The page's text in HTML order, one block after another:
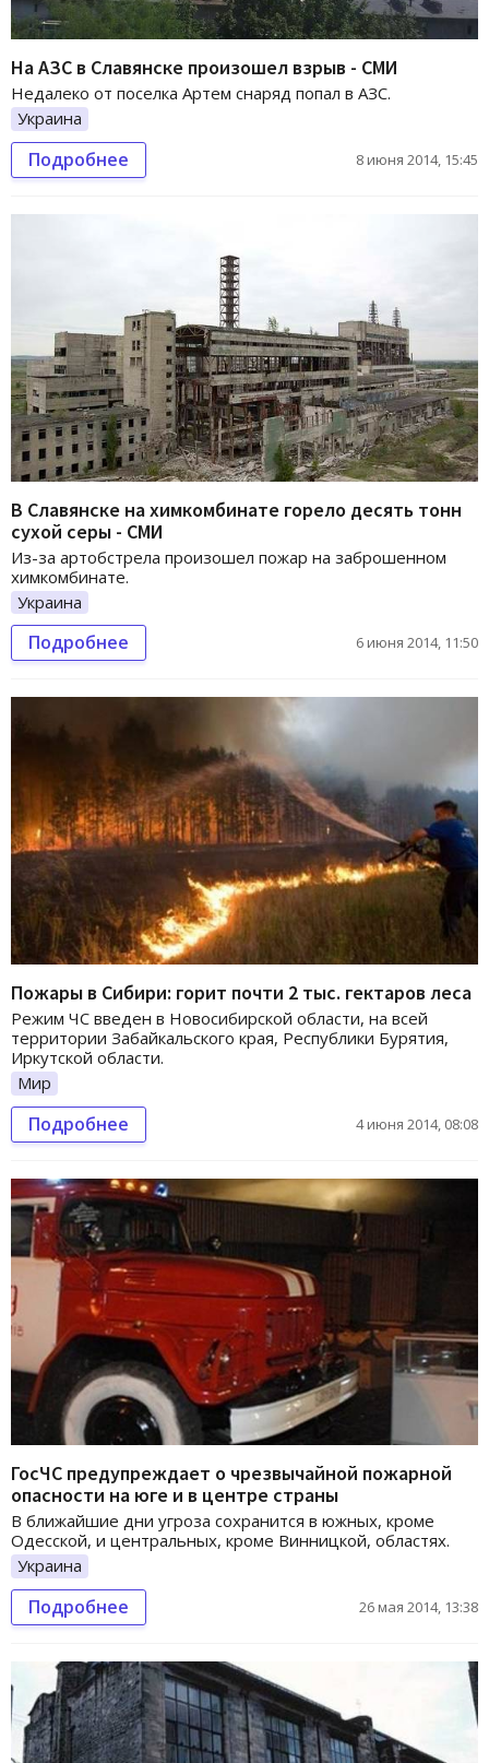
На АЗС в Славянске произошел взрыв - СМИ
Недалеко от поселка Артем снаряд попал в АЗС.
Украина
Подробнее 8 июня 2014, 15:45
В Славянске на химкомбинате горело десять тонн
сухой серы - СМИ
Из-за артобстрела произошел пожар на заброшенном
химкомбинате.
Украина
Подробнее 6 июня 2014, 11:50
Пожары в Сибири: горит почти 2 тыс. гектаров леса
Режим ЧС введен в Новосибирской области, на всей
территории Забайкальского края, Республики Бурятия,
Иркутской области.
Мир
Подробнее 4 июня 2014, 08:08
ГосЧС предупреждает о чрезвычайной пожарной
опасности на юге и в центре страны
В ближайшие дни угроза сохранится в южных, кроме
Одесской, и центральных, кроме Винницкой, областях.
Украина
Подробнее 26 мая 2014, 13:38